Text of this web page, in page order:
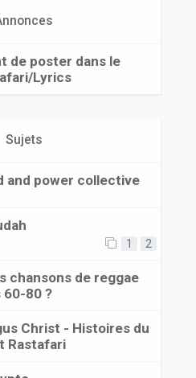
de poster dans le
Lyrics
Sujets
and power collective
1 2
chansons de reggae
60-80 ?
Christ - Histoires du
Rastafari